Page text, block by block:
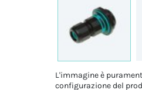
L'immagine è
configurazione del